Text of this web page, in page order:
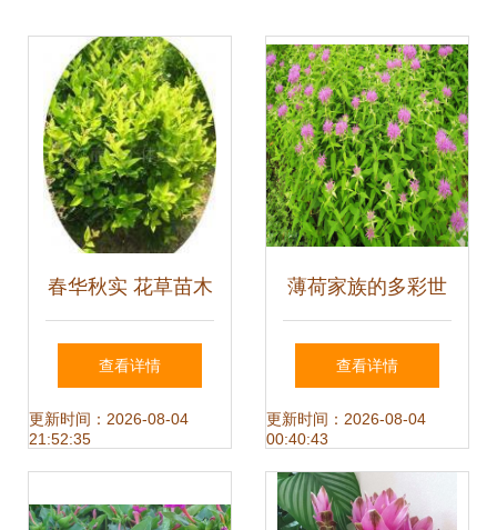
春华秋实 花草苗木
的世界生机与种子
幻梦
查看详情
更新时间：2026-08-04
21:52:35
薄荷家族的多彩世
界 从美国薄荷到留
兰香薄荷的种植与
直销指南
查看详情
更新时间：2026-08-04
00:40:43